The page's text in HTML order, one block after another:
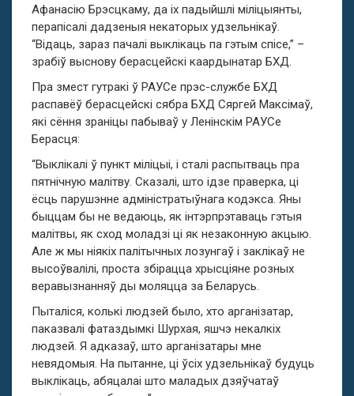
Афанасію Брэсцкаму, да іх падыйшлі міліцыянты,
перапісалі дадзеныя некаторых удзельнікаў.
“Відаць, зараз пачалі выклікаць па гэтым спісе,” –
зрабіў выснову берасцейскі каардынатар БХД.
Пра змест гутракі ў РАУСе прэс-службе БХД
распавёў берасцейскі сябра БХД Сяргей Максімаў,
які сёння зраніцы пабываў у Ленінскім РАУСе
Берасця:
“Выклікалі ў пункт міліцыі, і сталі распытваць пра
пятнічную малітву. Сказалі, што ідзе праверка, ці
ёсць парушэнне адміністратыўнага кодэкса. Яны
быццам бы не ведаюць, як інтэрпрэтаваць гэтыя
малітвы, як сход моладзі ці як незаконную акцыю.
Але ж мы ніякіх палітычных лозунгаў і заклікаў не
высоўвалілі, проста збірацца хрысціяне розных
веравызнанняў ды моляцца за Беларусь.
Пыталіся, колькі людзей было, хто арганізатар,
паказвалі фатаздымкі Шурхая, яшчэ некалкіх
людзей. Я адказаў, што арганізатары мне
невядомыя. На пытанне, ці ўсіх удзельнікаў будуць
выклікаць, абяцалаі што маладых дзяўчатаў